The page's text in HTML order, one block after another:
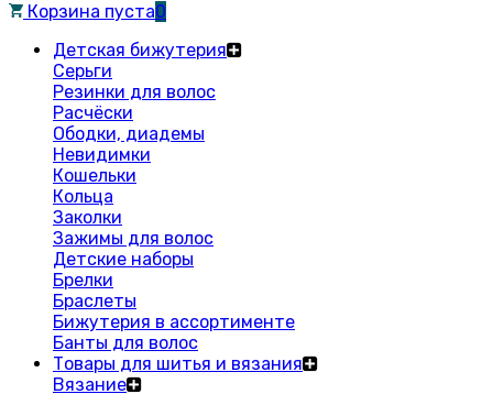
Корзина пуста0
Детская бижутерия
Серьги
Резинки для волос
Расчёски
Ободки, диадемы
Невидимки
Кошельки
Кольца
Заколки
Зажимы для волос
Детские наборы
Брелки
Браслеты
Бижутерия в ассортименте
Банты для волос
Товары для шитья и вязания
Вязание